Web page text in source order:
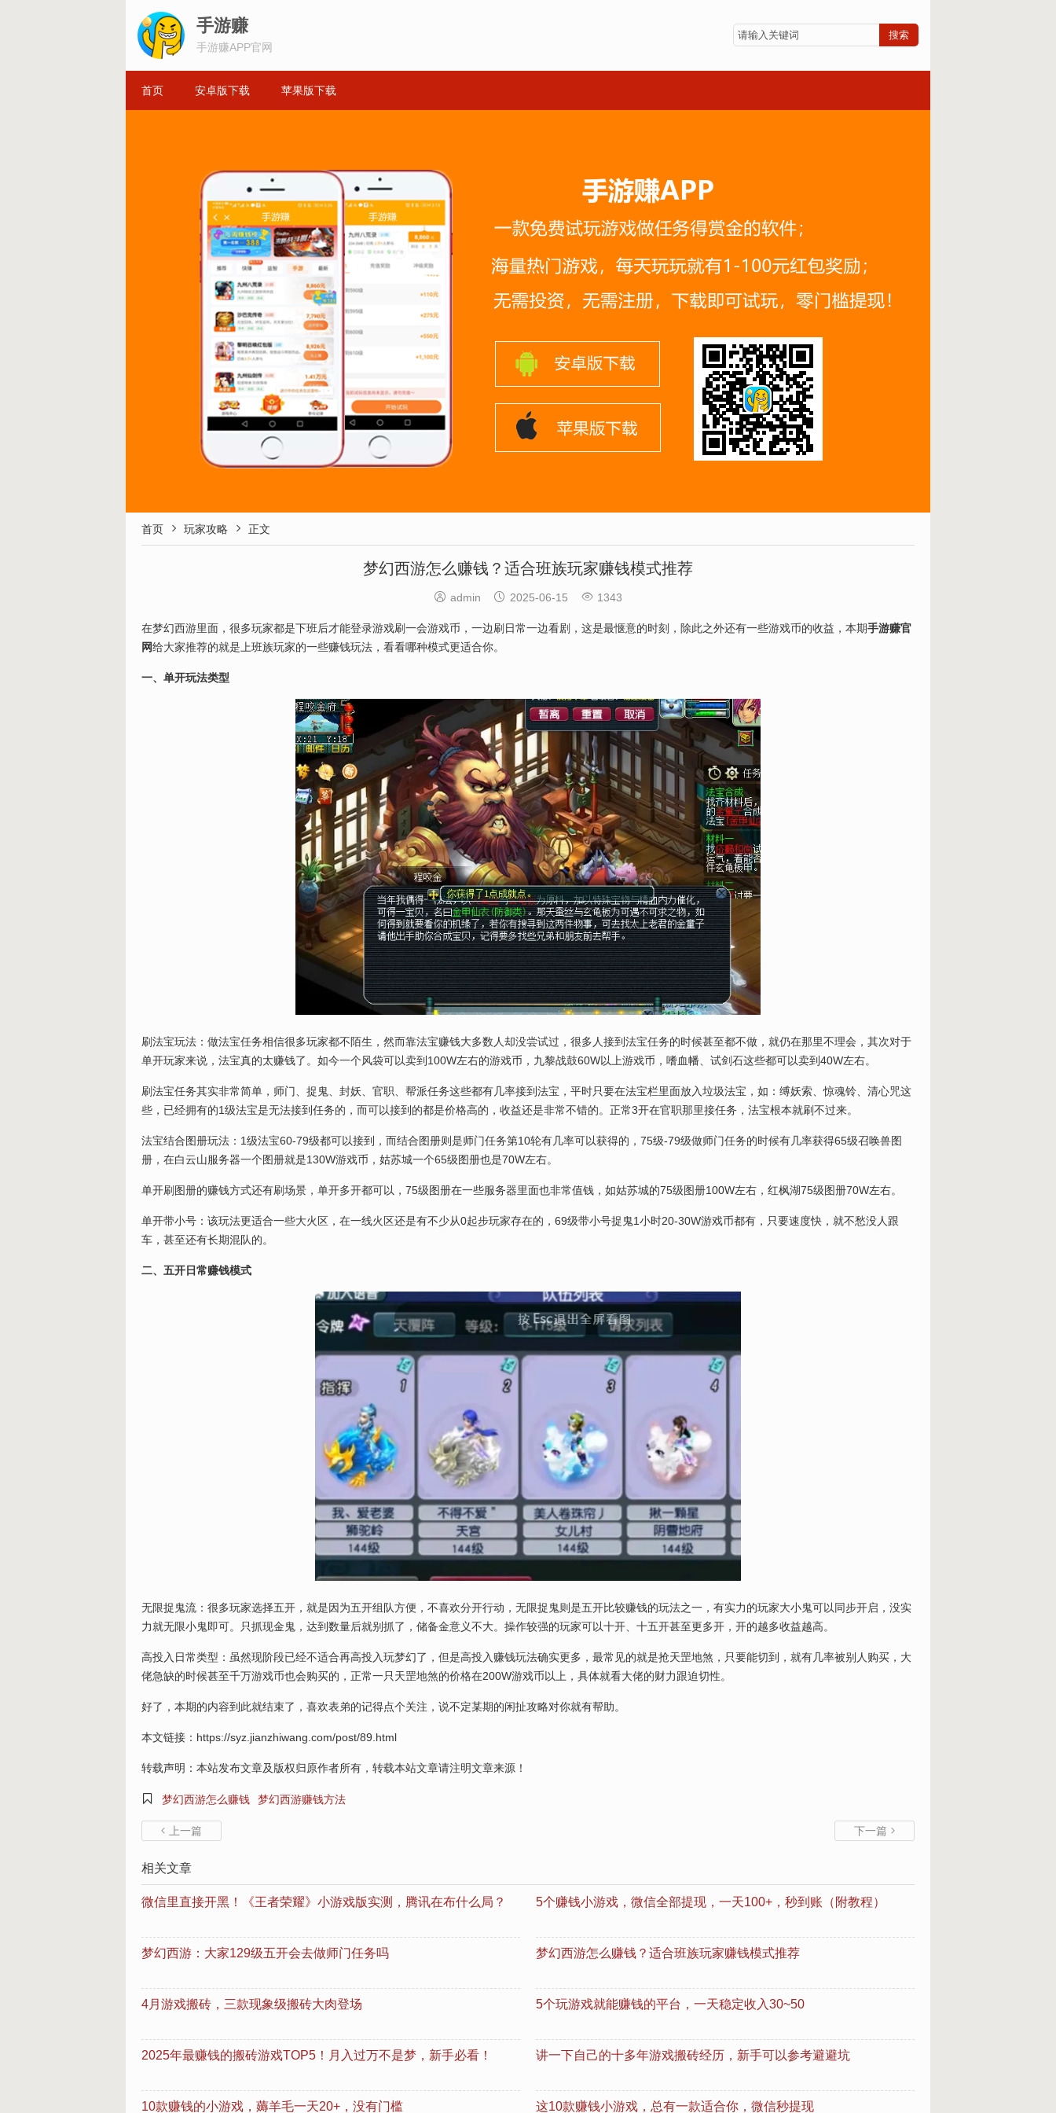
手游赚
手游赚APP官网
首页 安卓版下载 苹果版下载
首页  玩家攻略  正文
梦幻西游怎么赚钱？适合班族玩家赚钱模式推荐
 admin  2025-06-15  1343
在梦幻西游里面，很多玩家都是下班后才能登录游戏刷一会游戏币，一边刷日常一边看剧，这是最惬意的时刻，除此之外还有一些游戏币的收益，本期手游赚官
网给大家推荐的就是上班族玩家的一些赚钱玩法，看看哪种模式更适合你。
一、单开玩法类型
刷法宝玩法：做法宝任务相信很多玩家都不陌生，然而靠法宝赚钱大多数人却没尝试过，很多人接到法宝任务的时候甚至都不做，就仍在那里不理会，其次对于
单开玩家来说，法宝真的太赚钱了。如今一个风袋可以卖到100W左右的游戏币，九黎战鼓60W以上游戏币，嗜血幡、试剑石这些都可以卖到40W左右。
刷法宝任务其实非常简单，师门、捉鬼、封妖、官职、帮派任务这些都有几率接到法宝，平时只要在法宝栏里面放入垃圾法宝，如：缚妖索、惊魂铃、清心咒这
些，已经拥有的1级法宝是无法接到任务的，而可以接到的都是价格高的，收益还是非常不错的。正常3开在官职那里接任务，法宝根本就刷不过来。
法宝结合图册玩法：1级法宝60-79级都可以接到，而结合图册则是师门任务第10轮有几率可以获得的，75级-79级做师门任务的时候有几率获得65级召唤兽图
册，在白云山服务器一个图册就是130W游戏币，姑苏城一个65级图册也是70W左右。
单开刷图册的赚钱方式还有刷场景，单开多开都可以，75级图册在一些服务器里面也非常值钱，如姑苏城的75级图册100W左右，红枫湖75级图册70W左右。
单开带小号：该玩法更适合一些大火区，在一线火区还是有不少从0起步玩家存在的，69级带小号捉鬼1小时20-30W游戏币都有，只要速度快，就不愁没人跟
车，甚至还有长期混队的。
二、五开日常赚钱模式
无限捉鬼流：很多玩家选择五开，就是因为五开组队方便，不喜欢分开行动，无限捉鬼则是五开比较赚钱的玩法之一，有实力的玩家大小鬼可以同步开启，没实
力就无限小鬼即可。只抓现金鬼，达到数量后就别抓了，储备金意义不大。操作较强的玩家可以十开、十五开甚至更多开，开的越多收益越高。
高投入日常类型：虽然现阶段已经不适合再高投入玩梦幻了，但是高投入赚钱玩法确实更多，最常见的就是抢天罡地煞，只要能切到，就有几率被别人购买，大
佬急缺的时候甚至千万游戏币也会购买的，正常一只天罡地煞的价格在200W游戏币以上，具体就看大佬的财力跟迫切性。
好了，本期的内容到此就结束了，喜欢表弟的记得点个关注，说不定某期的闲扯攻略对你就有帮助。
本文链接： https://syz.jianzhiwang.com/post/89.html
转载声明：本站发布文章及版权归原作者所有，转载本站文章请注明文章来源！
 梦幻西游怎么赚钱 梦幻西游赚钱方法
 上一篇 下一篇 
相关文章
微信里直接开黑！《王者荣耀》小游戏版实测，腾讯在布什么局？ 5个赚钱小游戏，微信全部提现，一天100+，秒到账（附教程）
梦幻西游：大家129级五开会去做师门任务吗 梦幻西游怎么赚钱？适合班族玩家赚钱模式推荐
4月游戏搬砖，三款现象级搬砖大肉登场 5个玩游戏就能赚钱的平台，一天稳定收入30~50
2025年最赚钱的搬砖游戏TOP5！月入过万不是梦，新手必看！ 讲一下自己的十多年游戏搬砖经历，新手可以参考避避坑
10款赚钱的小游戏，薅羊毛一天20+，没有门槛 这10款赚钱小游戏，总有一款适合你，微信秒提现